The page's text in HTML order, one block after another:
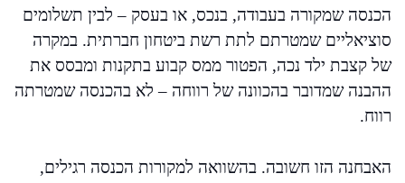
הכנסה שמקורה בעבודה, בנכס, או בעסק – לבין תשלומים
סוציאליים שמטרתם לתת רשת ביטחון חברתית. במקרה
של קצבת ילד נכה, הפטור ממס קבוע בתקנות ומבסס את
ההבנה שמדובר בהכוונה של רווחה – לא בהכנסה שמטרתה
רווח.
האבחנה הזו חשובה. בהשוואה למקורות הכנסה רגילים,